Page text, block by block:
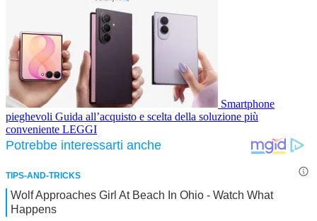
Smartphone
pieghevoli Guida all’acquisto e scelta della soluzione più
conveniente LEGGI